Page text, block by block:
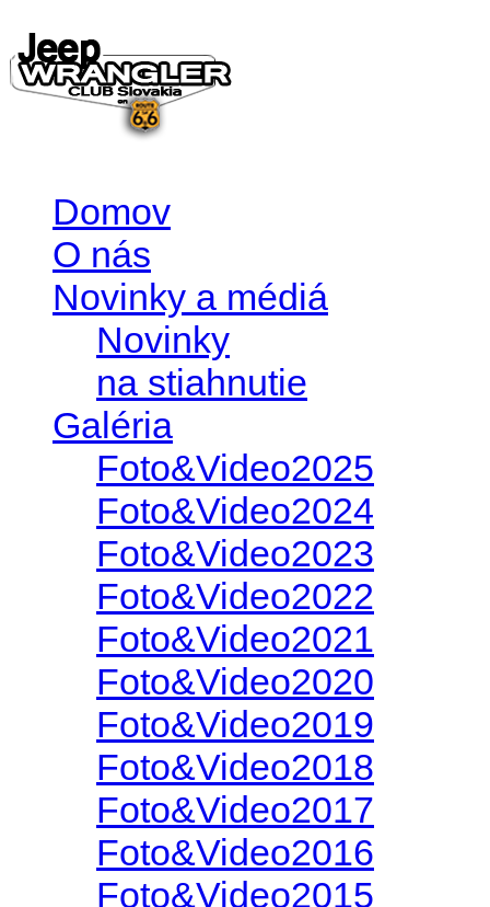
Domov
O nás
Novinky a médiá
Novinky
na stiahnutie
Galéria
Foto&Video2025
Foto&Video2024
Foto&Video2023
Foto&Video2022
Foto&Video2021
Foto&Video2020
Foto&Video2019
Foto&Video2018
Foto&Video2017
Foto&Video2016
Foto&Video2015